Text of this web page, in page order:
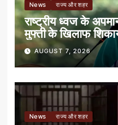
News राज्य और शहर
राष्ट्रीय ध्वज के
मुफ्ती के खिलाफ
AUGUST 7, 2026
News राज्य और शहर